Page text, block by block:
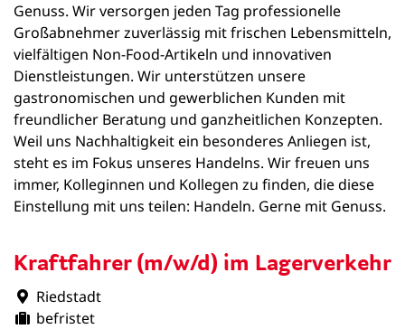
Kraftfahrer (m/w/d) im Lagerverkehr
Riedstadt
befristet
Genuss. Wir versorgen jeden Tag professionelle
Großabnehmer zuverlässig mit frischen Lebensmitteln,
vielfältigen Non-Food-Artikeln und innovativen
Dienstleistungen. Wir unterstützen unsere
gastronomischen und gewerblichen Kunden mit
freundlicher Beratung und ganzheitlichen Konzepten.
Weil uns Nachhaltigkeit ein besonderes Anliegen ist,
steht es im Fokus unseres Handelns. Wir freuen uns
immer, Kolleginnen und Kollegen zu finden, die diese
Einstellung mit uns teilen: Handeln. Gerne mit Genuss.